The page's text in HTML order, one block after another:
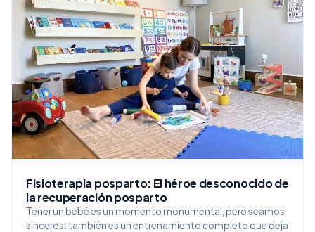
Fisioterapia posparto: El héroe desconocido de
la recuperación posparto
Tener un bebé es un momento monumental, pero seamos
sinceros: también es un entrenamiento completo que deja